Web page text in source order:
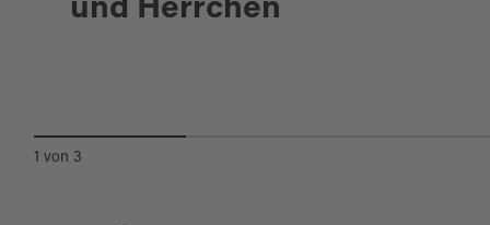
und Herrchen
Hunde dürfen außerhalb der Badestellen ins
1 von 3